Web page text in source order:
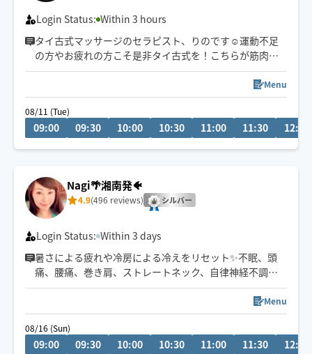
Login Status: Within 3 hours
タイ古式マッサージのセラピスト、りのです☺️運動不足
の方やお疲れの方こそ是非タイ古式を！こちらが筋肉を
動かし伸ばすのでリラックスしながらスッキリ✨しっかり
めのドライヘッドスパも取り入れ可能◎足つぼも組み込
みOK！
場所や距離によって、車又は電車で伺います🚗港北区、
高津区、中原区だとお時間を早めに開始できるかもしれ
Menu
08/11 (Tue)
09:00 09:30 10:00 10:30 11:00 11:30 12:00
Nagi🌴湘南発🐠
4.9(496 reviews) シルバー
Login Status: Within 3 days
暑さによる疲れや冷房による冷えをリセット✨不眠、頭
痛、腰痛、巻き肩、ストレートネック、自律神経不調な
どお悩みをお聞きかせください
📢他のお仕事の都合により、予約枠が急遽変動する場合
がございます🙇‍♀️
Menu
08/16 (Sun)
09:00 09:30 10:00 10:30 11:00 11:30 12:00